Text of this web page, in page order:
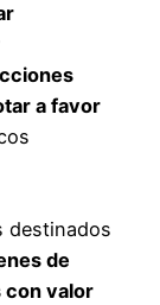
a favor
destinados
de
con valor